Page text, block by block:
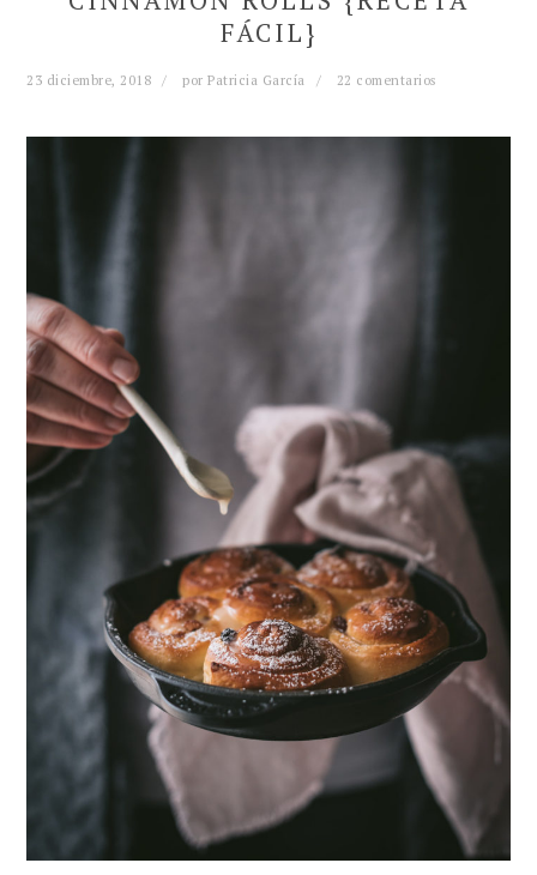
FÁCIL}
23 diciembre, 2018 porPatricia García 22 comentarios